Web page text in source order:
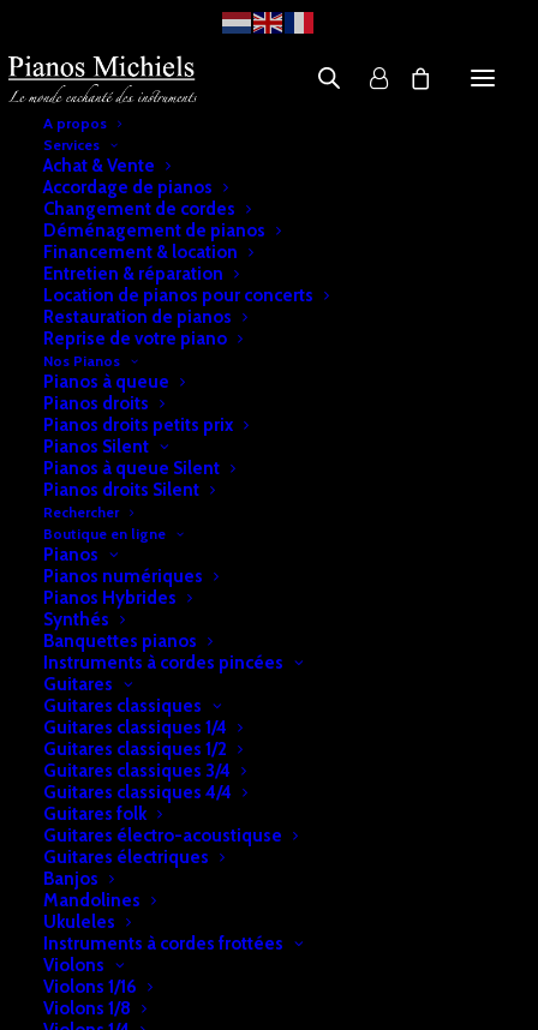
A propos
Services
Achat & Vente
Accordage de pianos
Changement de cordes
Déménagement de pianos
Financement & location
Entretien & réparation
Location de pianos pour concerts
Restauration de pianos
Reprise de votre piano
Nos Pianos
Pianos à queue
Pianos droits
Pianos droits petits prix
Pianos Silent
Pianos à queue Silent
Pianos droits Silent
Rechercher
Boutique en ligne
Pianos
Pianos numériques
Pianos Hybrides
Synthés
Banquettes pianos
Instruments à cordes pincées
Guitares
Guitares classiques
Guitares classiques 1/4
Guitares classiques 1/2
Guitares classiques 3/4
Guitares classiques 4/4
Guitares folk
Guitares électro-acoustiquse
Guitares électriques
Banjos
Mandolines
Ukuleles
Instruments à cordes frottées
Violons
Violons 1/16
Violons 1/8
Accueil Percussions
Djembé Bois
€229,00
En stock